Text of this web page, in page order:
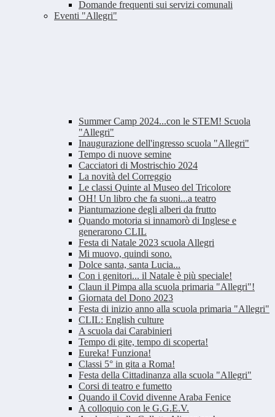
Domande frequenti sui servizi comunali
Eventi "Allegri"
Summer Camp 2024...con le STEM! Scuola
"Allegri"
Inaugurazione dell'ingresso scuola "Allegri"
Tempo di nuove semine
Cacciatori di Mostrischio 2024
La novità del Correggio
Le classi Quinte al Museo del Tricolore
OH! Un libro che fa suoni...a teatro
Piantumazione degli alberi da frutto
Quando motoria si innamorò di Inglese e
generarono CLIL
Festa di Natale 2023 scuola Allegri
Mi muovo, quindi sono.
Dolce santa, santa Lucia...
Con i genitori... il Natale è più speciale!
Claun il Pimpa alla scuola primaria "Allegri"!
Giornata del Dono 2023
Festa di inizio anno alla scuola primaria "Allegri"
CLIL: English culture
A scuola dai Carabinieri
Tempo di gite, tempo di scoperta!
Eureka! Funziona!
Classi 5° in gita a Roma!
Festa della Cittadinanza alla scuola "Allegri"
Corsi di teatro e fumetto
Quando il Covid divenne Araba Fenice
A colloquio con le G.G.E.V.